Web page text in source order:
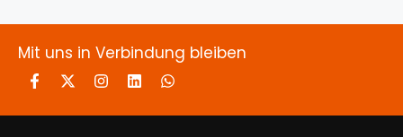
Mit uns in Verbindung bleiben